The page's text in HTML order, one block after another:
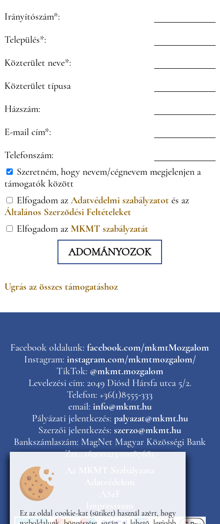
Ez az oldal cookie-kat (sütiket) használ azért, hogy
Irányítószám*:
Település*:
Közterület neve*:
Közterület típusa
Házszám:
E-mail cím*:
Telefonszám:
Szeretném, hogy nevem/cégnevem megjelenjen a
támogatók között
Elfogadom az Adatvédelmi szabályzatotés az
Általános Szerződési Feltételeket
Elfogadom az MKMT szabályzatát
ADOMÁNYOZOK
Ugrás az összes támogatáshoz
Facebook oldalunk:facebook.com/mkmtMozgalom
Instagram: instagram.com/mkmtmozgalom/
TikTok: @mkmt.mozgalom
Levelezési cím: 2049 Diósd Hársfa utca 5/2.
Telefon: +36(1)8555-333
email: info@mkmt.hu
Pályázati jelentkezés: palyazat@mkmt.hu
Szerzői jelentkezés:szerzo@mkmt.hu
Bankszámlaszám: MagNet Magyar Közösségi Bank
Zrt., 16200223-10187681